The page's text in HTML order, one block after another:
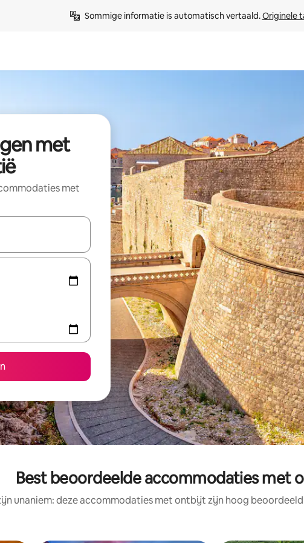
Sommige informatie is automatisch vertaald. Originele
met
met
zijn, maak je een keuze met je de pijltjestoetsen omhoog en omlaag, óf
Best beoordeelde accommodaties met
unaniem: deze accommodaties met ontbijt zijn hoog